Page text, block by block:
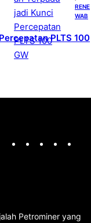
RENE
WAB
PLTS 100
Petrominer yang